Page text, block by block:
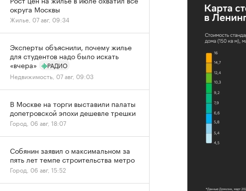
округа Москвы
Жилье, 07 авг, 09:34
Эксперты объяснили, почему жилье
для студентов надо было искать
«вчера»
РАДИО
Недвижимость, 07 авг, 09:03
В Москве на торги выставили палаты
допетровской эпохи дешевле трешки
Город, 06 авг, 18:07
Собянин заявил о максимальном за
пять лет темпе строительства метро
Город, 06 авг, 15:52